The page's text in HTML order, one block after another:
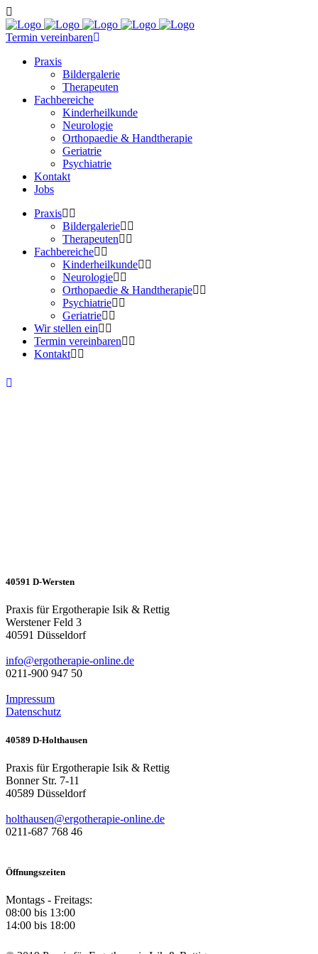
Termin vereinbaren
Praxis
Bildergalerie
Therapeuten
Fachbereiche
Kinderheilkunde
Neurologie
Orthopaedie & Handtherapie
Geriatrie
Psychiatrie
Kontakt
Jobs
Praxis
Bildergalerie
Therapeuten
Fachbereiche
Kinderheilkunde
Neurologie
Orthopaedie & Handtherapie
Psychiatrie
Geriatrie
Wir stellen ein
Termin vereinbaren
Kontakt
40591 D-Wersten
Praxis für Ergotherapie Isik & Rettig
Werstener Feld 3
40591 Düsseldorf
info@ergotherapie-online.de
0211-900 947 50
Impressum
Datenschutz
40589 D-Holthausen
Praxis für Ergotherapie Isik & Rettig
Bonner Str. 7-11
40589 Düsseldorf
holthausen@ergotherapie-online.de
0211-687 768 46
Öffnungszeiten
Montags - Freitags:
08:00 bis 13:00
14:00 bis 18:00